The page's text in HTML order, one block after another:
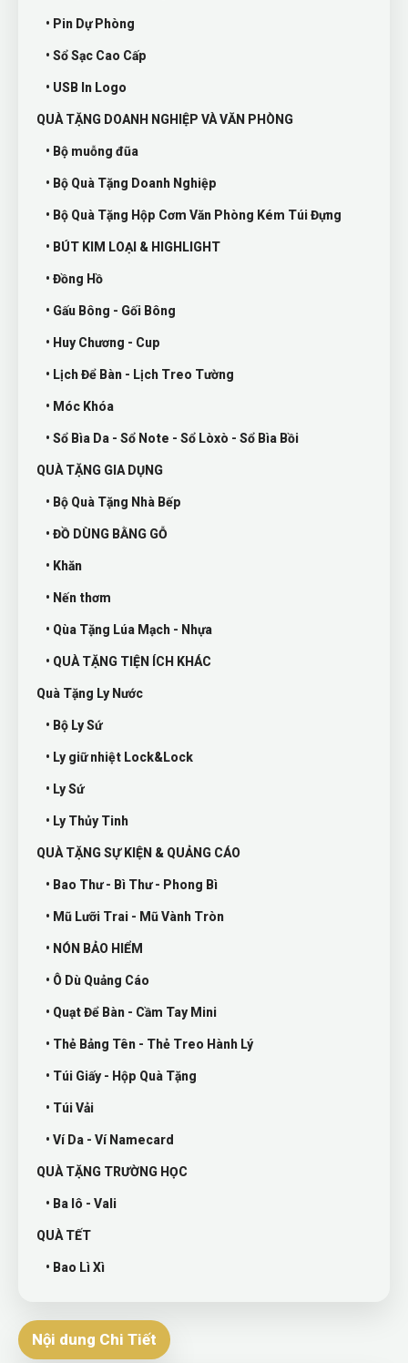
• Pin Dự Phòng
• Sổ Sạc Cao Cấp
• USB In Logo
QUÀ TẶNG DOANH NGHIỆP VÀ VĂN PHÒNG
• Bộ muỗng đũa
• Bộ Quà Tặng Doanh Nghiệp
• Bộ Quà Tặng Hộp Cơm Văn Phòng Kém Túi Đựng
• BÚT KIM LOẠI & HIGHLIGHT
• Đồng Hồ
• Gấu Bông - Gối Bông
• Huy Chương - Cup
• Lịch Để Bàn - Lịch Treo Tường
• Móc Khóa
• Sổ Bìa Da - Sổ Note - Sổ Lòxò - Sổ Bìa Bồi
QUÀ TẶNG GIA DỤNG
• Bộ Quà Tặng Nhà Bếp
• ĐỒ DÙNG BẰNG GỖ
• Khăn
• Nến thơm
• Qùa Tặng Lúa Mạch - Nhựa
• QUÀ TẶNG TIỆN ÍCH KHÁC
Quà Tặng Ly Nước
• Bộ Ly Sứ
• Ly giữ nhiệt Lock&Lock
• Ly Sứ
• Ly Thủy Tinh
QUÀ TẶNG SỰ KIỆN & QUẢNG CÁO
• Bao Thư - Bì Thư - Phong Bì
• Mũ Lưỡi Trai - Mũ Vành Tròn
• NÓN BẢO HIỂM
• Ô Dù Quảng Cáo
• Quạt Để Bàn - Cầm Tay Mini
• Thẻ Bảng Tên - Thẻ Treo Hành Lý
• Túi Giấy - Hộp Quà Tặng
• Túi Vải
• Ví Da - Ví Namecard
QUÀ TẶNG TRƯỜNG HỌC
• Ba lô - Vali
QUÀ TẾT
• Bao Lì Xì
Nội dung Chi Tiết